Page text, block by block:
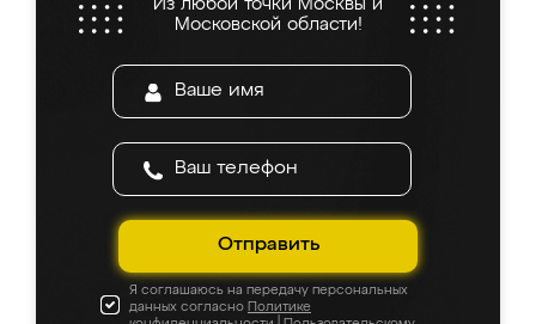
Из любой точки Москвы и
Московской области!
Отправить
Я соглашаюсь на передачу персональных
данных согласно Политике